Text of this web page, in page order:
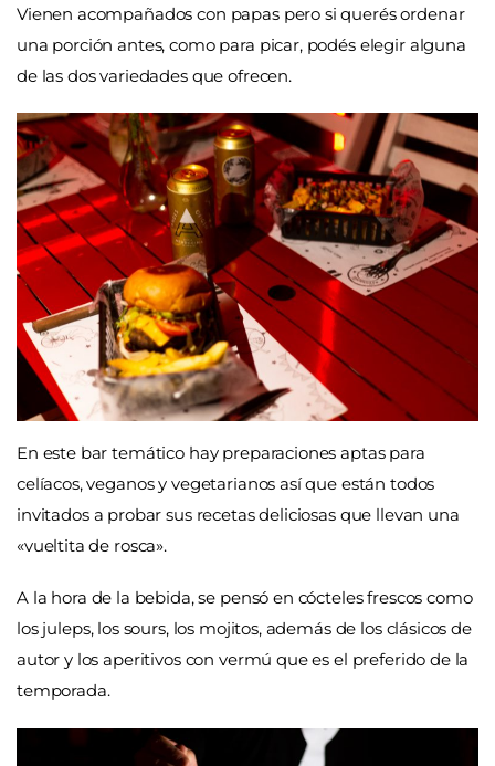
Vienen acompañados con papas pero si querés ordenar
una porción antes, como para picar, podés elegir alguna
de las dos variedades que ofrecen.
En este bar temático hay preparaciones aptas para
celíacos, veganos y vegetarianos así que están todos
invitados a probar sus recetas deliciosas que llevan una
«vueltita de rosca».
A la hora de la bebida, se pensó en cócteles frescos como
los juleps, los sours, los mojitos, además de los clásicos de
autor y los aperitivos con vermú que es el preferido de la
temporada.